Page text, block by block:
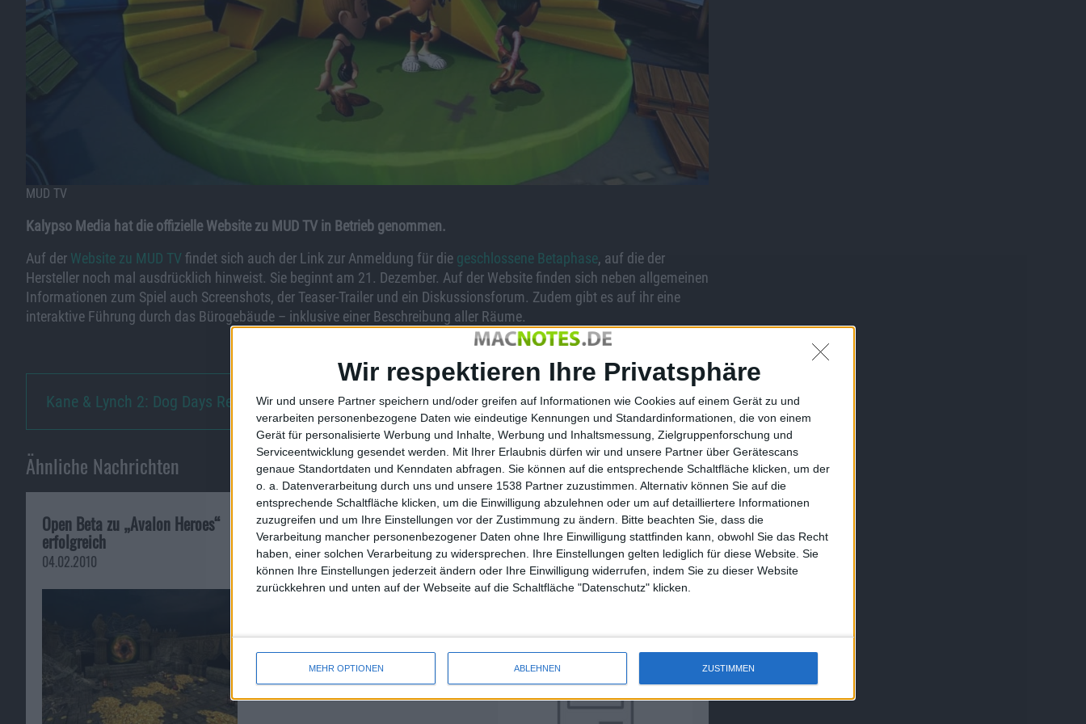
Wir respektieren Ihre Privatsphäre
Wir und unsere Partner speichern und/oder greifen auf Informationen wie Cookies auf einem Gerät zu und
verarbeiten personenbezogene Daten wie eindeutige Kennungen und Standardinformationen, die von einem
Gerät für personalisierte Werbung und Inhalte, Werbung und Inhaltsmessung, Zielgruppenforschung und
Serviceentwicklung gesendet werden.
Mit Ihrer Erlaubnis dürfen wir und unsere Partner über Gerätescans
genaue Standortdaten und Kenndaten abfragen. Sie können auf die entsprechende Schaltfläche klicken, um der
o. a. Datenverarbeitung durch uns und unsere 1538 Partner zuzustimmen. Alternativ können Sie auf die
entsprechende Schaltfläche klicken, um die Einwilligung abzulehnen oder um auf detailliertere Informationen
zuzugreifen und um Ihre Einstellungen vor der Zustimmung zu ändern.
Bitte beachten Sie, dass die
Verarbeitung mancher personenbezogener Daten ohne Ihre Einwilligung stattfinden kann, obwohl Sie das Recht
haben, einer solchen Verarbeitung zu widersprechen. Ihre Einstellungen gelten lediglich für diese Website. Sie
können Ihre Einstellungen jederzeit ändern oder Ihre Einwilligung widerrufen, indem Sie zu dieser Website
zurückkehren und unten auf der Webseite auf die Schaltfläche "Datenschutz" klicken.
MEHR OPTIONEN ABLEHNEN ZUSTIMMEN
MUD TV
Kalypso Media hat die offizielle Website zu MUD TV in Betrieb genommen.
Auf der Website zu MUD TV findet sich auch der Link zur Anmeldung für die geschlossene Betaphase, auf die der
Hersteller noch mal ausdrücklich hinweist. Sie beginnt am 21. Dezember. Auf der Website finden sich neben allgemeinen
Informationen zum Spiel auch Screenshots, der Teaser-Trailer und ein Diskussionsforum. Zudem gibt es auf ihr eine
interaktive Führung durch das Bürogebäude – inklusive einer Beschreibung aller Räume.
Kane & Lynch 2: Dog Days Revea… Dark-Void-Entwicklertagebuch 4…
Ähnliche Nachrichten
Open Beta zu „Avalon Heroes“
erfolgreich
04.02.2010
Spec Ops: The Line für PC, PS3
und Xbox 360 angekündigt
14.12.2009
Kingdoms of Amalur: Reckoning
– Erster Zusatzinhalt zum
Action-Rollenspiel für PS3, PC
und Xbox 360 erschienen
21.03.2012